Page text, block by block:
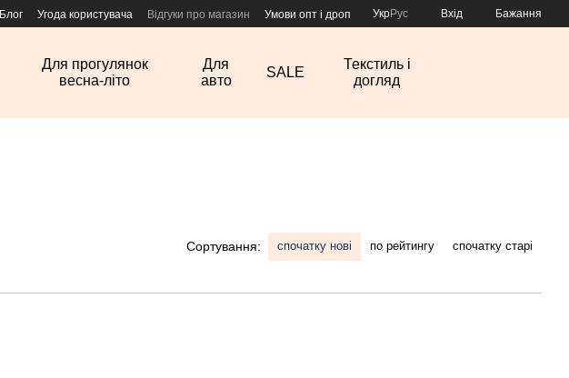
Блог Угода користувача Відгуки про магазин Умови опт і дроп УкрРус Вхід Бажання
Для прогулянок
весна-літо
Для
авто
SALE
Текстиль і
догляд
Сортування: спочатку нові по рейтингу спочатку старі